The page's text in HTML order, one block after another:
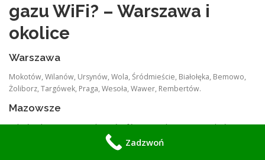
gazu WiFi? – Warszawa i
okolice
Warszawa
Mokotów, Wilanów, Ursynów, Wola, Śródmieście, Białołęka, Bemowo,
Żoliborz, Targówek, Praga, Wesoła, Wawer, Rembertów.
Mazowsze
Sulejówek, Wiązowna, Zakręt, Józefów, Otwock, Karczew, Halinów,
Okuniew, Mińsk Mazowiecki, Piaseczno, Konstancin, Pruszków,
Komorów, Wołomin, Marki, Ząbki, Legionowo, Łomianki.
Zadzwoń